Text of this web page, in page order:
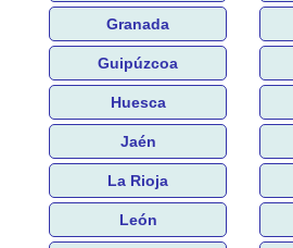
Granada
Guipúzcoa
Huesca
Jaén
La Rioja
León